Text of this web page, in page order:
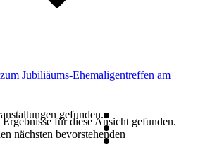
Jubiliäums-Ehemaligentreffen am
gefunden.
für diese Ansicht gefunden.
nächsten bevorstehenden